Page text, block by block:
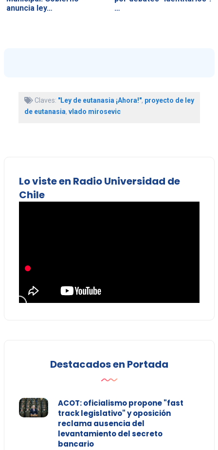
anuncia ley…
…
Claves: "Ley de eutanasia ¡Ahora!", proyecto de ley
de eutanasia, vlado mirosevic
Lo viste en Radio Universidad de
Chile
Destacados en Portada
ACOT: oficialismo propone "fast
track legislativo" y oposición
reclama ausencia del
levantamiento del secreto
bancario